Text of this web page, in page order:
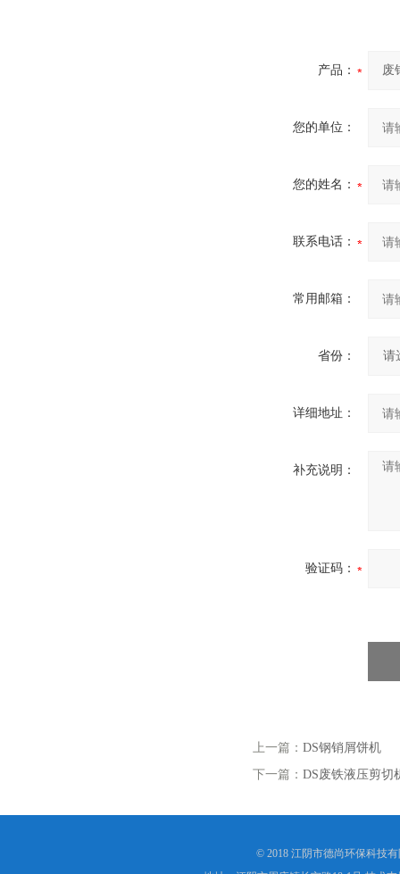
产品：
您的单位：
您的姓名：
联系电话：
常用邮箱：
省份：
详细地址：
补充说明：
验证码：
上一篇： DS钢销屑饼机
下一篇： DS废铁液压剪切
© 2018 江阴市德尚环保科技